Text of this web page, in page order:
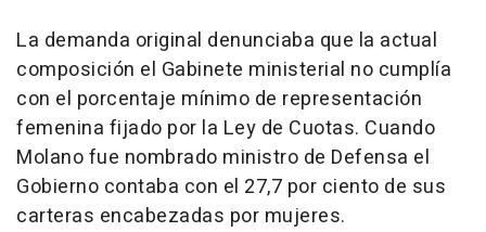
La demanda original denunciaba que la actual
composición el Gabinete ministerial no cumplía
con el porcentaje mínimo de representación
femenina fijado por la Ley de Cuotas. Cuando
Molano fue nombrado ministro de Defensa el
Gobierno contaba con el 27,7 por ciento de sus
carteras encabezadas por mujeres.